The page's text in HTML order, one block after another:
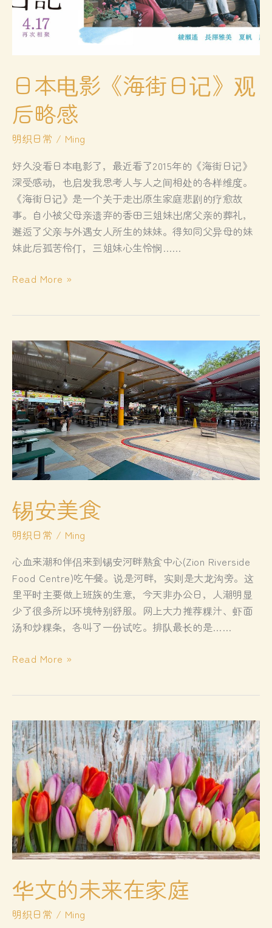
日本电影《海街日记》观
后略感
明织日常 / Ming
好久没看日本电影了，最近看了2015年的《海街日记》
深受感动，也启发我思考人与人之间相处的各样维度。
《海街日记》是一个关于走出原生家庭悲剧的疗愈故
事。自小被父母亲遗弃的香田三姐妹出席父亲的葬礼，
邂逅了父亲与外遇女人所生的妹妹。得知同父异母的妹
妹此后孤苦伶仃，三姐妹心生怜悯……
日
《海
街
日
记》
观
后
略
感
Read More »
锡安美食
明织日常 / Ming
心血来潮和伴侣来到锡安河畔熟食中心(Zion Riverside
Food Centre)吃午餐。说是河畔，实则是大龙沟旁。这
里平时主要做上班族的生意，今天非办公日，人潮明显
少了很多所以环境特别舒服。网上大力推荐粿汁、虾面
汤和炒粿条，各叫了一份试吃。排队最长的是……
锡
Read More »
华文的未来在家庭
明织日常 / Ming